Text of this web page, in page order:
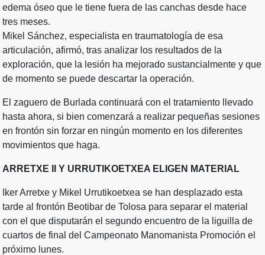
edema óseo que le tiene fuera de las canchas desde hace
tres meses.
Mikel Sánchez, especialista en traumatología de esa
articulación, afirmó, tras analizar los resultados de la
exploración, que la lesión ha mejorado sustancialmente y que
de momento se puede descartar la operación.
El zaguero de Burlada continuará con el tratamiento llevado
hasta ahora, si bien comenzará a realizar pequeñas sesiones
en frontón sin forzar en ningún momento en los diferentes
movimientos que haga.
ARRETXE II Y URRUTIKOETXEA ELIGEN MATERIAL
Iker Arretxe y Mikel Urrutikoetxea se han desplazado esta
tarde al frontón Beotibar de Tolosa para separar el material
con el que disputarán el segundo encuentro de la liguilla de
cuartos de final del Campeonato Manomanista Promoción el
próximo lunes.